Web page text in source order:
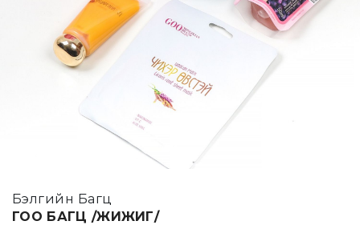
Бэлгийн Багц
ГОО БАГЦ /ЖИЖИГ/